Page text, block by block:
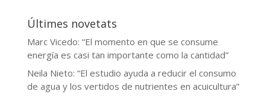
Últimes novetats
Marc Vicedo: “El momento en que se consume
energía es casi tan importante como la cantidad”
Neila Nieto: “El estudio ayuda a reducir el consumo
de agua y los vertidos de nutrientes en acuicultura”